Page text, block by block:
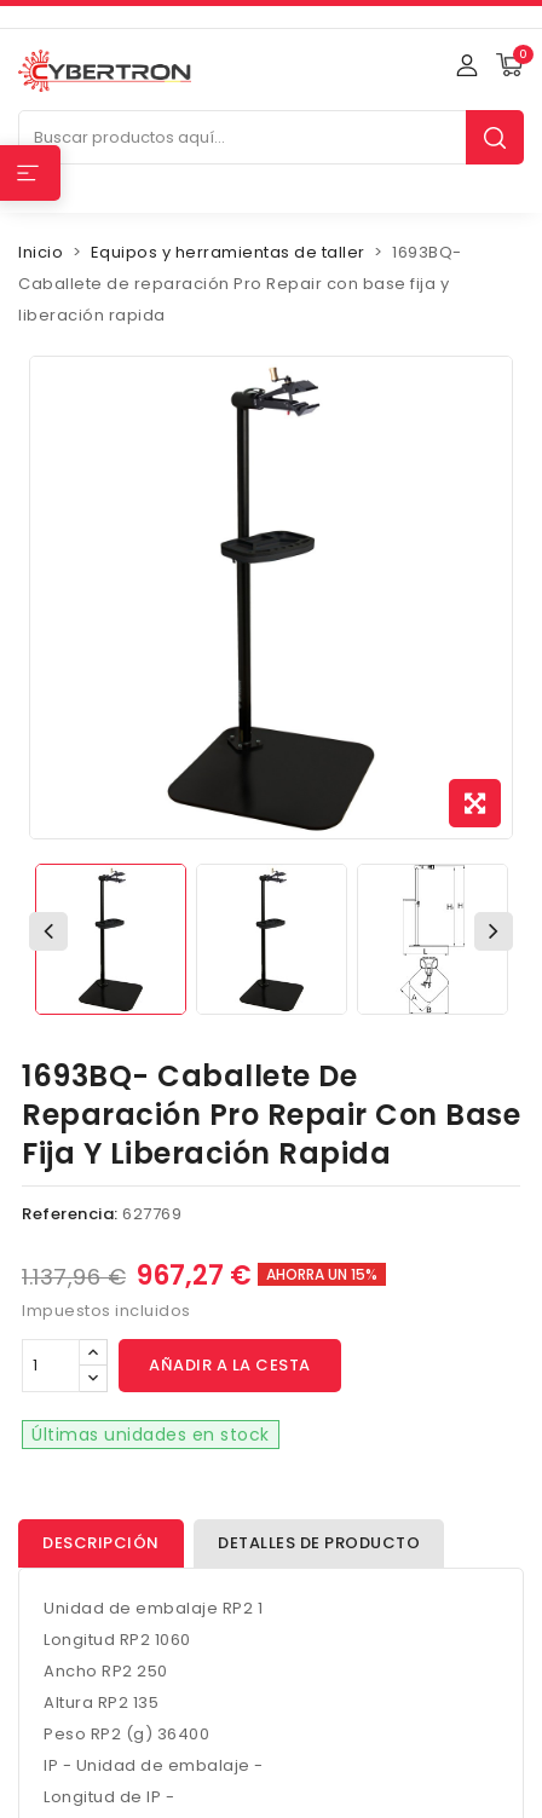
0
Inicio Equipos y herramientas de taller
1693BQ-
Caballete de reparación Pro Repair con base fija y
liberación rapida
1693BQ- Caballete De
Reparación Pro Repair Con Base
Fija Y Liberación Rapida
Referencia: 627769
1.137,96 € 967,27 € AHORRA UN 15%
Impuestos incluidos
AÑADIR A LA CESTA
Últimas unidades en stock
DESCRIPCIÓN DETALLES DE PRODUCTO
Unidad de embalaje RP2 1
Longitud RP2 1060
Ancho RP2 250
Altura RP2 135
Peso RP2 (g) 36400
IP - Unidad de embalaje -
Longitud de IP -